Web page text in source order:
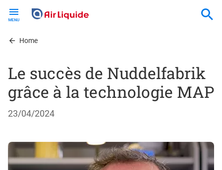
contentHome
Le succès de Nuddelfabrik
grâce à la technologie MAP
23/04/2024